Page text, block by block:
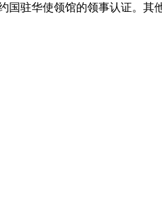
驻华使领馆的领事认证。